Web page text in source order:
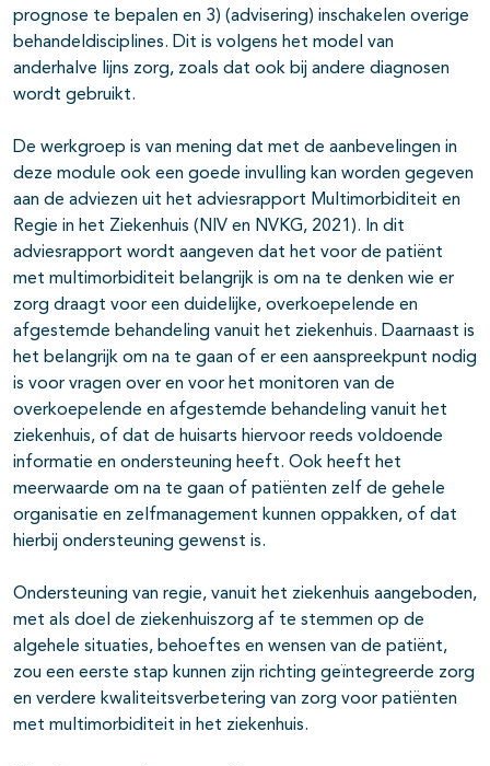
prognose te bepalen en 3) (advisering) inschakelen overige
behandeldisciplines. Dit is volgens het model van
anderhalve lijns zorg, zoals dat ook bij andere diagnosen
wordt gebruikt.
De werkgroep is van mening dat met de aanbevelingen in
deze module ook een goede invulling kan worden gegeven
aan de adviezen uit het adviesrapport Multimorbiditeit en
Regie in het Ziekenhuis (NIV en NVKG, 2021). In dit
adviesrapport wordt aangeven dat het voor de patiënt
met multimorbiditeit belangrijk is om na te denken wie er
zorg draagt voor een duidelijke, overkoepelende en
afgestemde behandeling vanuit het ziekenhuis. Daarnaast is
het belangrijk om na te gaan of er een aanspreekpunt nodig
is voor vragen over en voor het monitoren van de
overkoepelende en afgestemde behandeling vanuit het
ziekenhuis, of dat de huisarts hiervoor reeds voldoende
informatie en ondersteuning heeft. Ook heeft het
meerwaarde om na te gaan of patiënten zelf de gehele
organisatie en zelfmanagement kunnen oppakken, of dat
hierbij ondersteuning gewenst is.
Ondersteuning van regie, vanuit het ziekenhuis aangeboden,
met als doel de ziekenhuiszorg af te stemmen op de
algehele situaties, behoeftes en wensen van de patiënt,
zou een eerste stap kunnen zijn richting geïntegreerde zorg
en verdere kwaliteitsverbetering van zorg voor patiënten
met multimorbiditeit in het ziekenhuis.